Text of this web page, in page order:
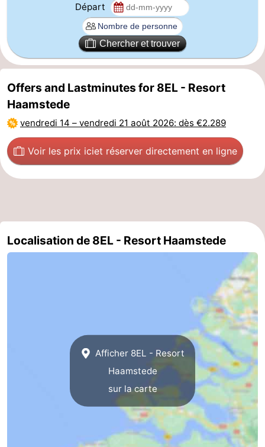
Route
-
Adresses
Médicales
Région
Hollande-
-
Départ
Chercher et trouver
Offers and Lastminutes for 8EL - Resort
Haamstede
vendredi 14 – vendredi 21 août 2026: dès €2.289
Voir les prix iciet réserver directement en ligne
Localisation de 8EL - Resort Haamstede
Afficher 8EL - Resort
Haamstede
sur la carte